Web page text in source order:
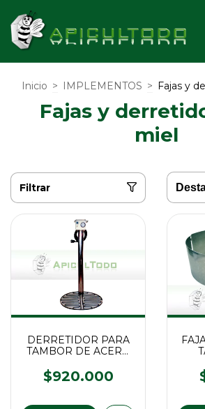
Inicio > IMPLEMENTOS > Fajas y
Fajas y
miel
Filtrar
DERRETIDOR PARA
TAMBOR DE ACERO
$920.000